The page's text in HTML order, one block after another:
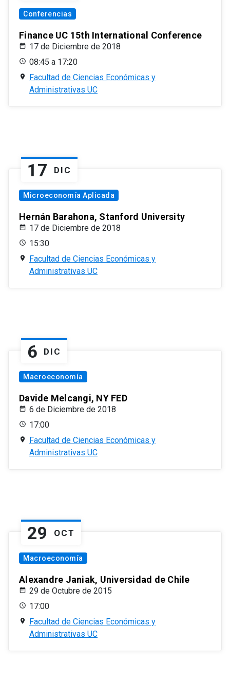
Conferencias
Finance UC 15th International Conference
17 de Diciembre de 2018
08:45 a 17:20
Facultad de Ciencias Económicas y
Administrativas UC
17 DIC
Microeconomía Aplicada
Hernán Barahona, Stanford University
17 de Diciembre de 2018
15:30
Facultad de Ciencias Económicas y
Administrativas UC
6 DIC
Macroeconomía
Davide Melcangi, NY FED
6 de Diciembre de 2018
17:00
Facultad de Ciencias Económicas y
Administrativas UC
29 OCT
Macroeconomía
Alexandre Janiak, Universidad de Chile
29 de Octubre de 2015
17:00
Facultad de Ciencias Económicas y
Administrativas UC